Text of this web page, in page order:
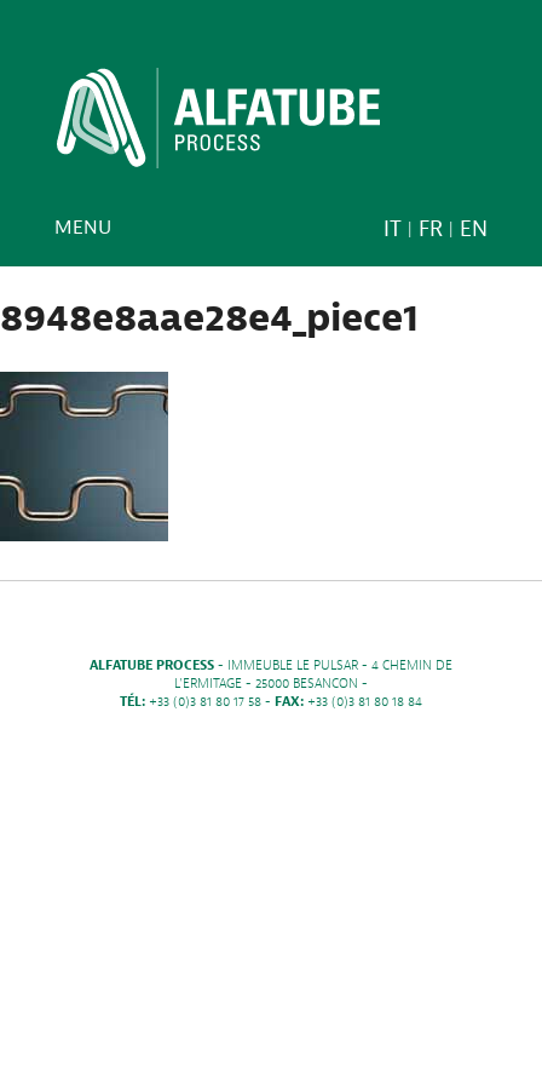
IT FR EN
MENU
8948e8aae28e4_piece1
ALFATUBE PROCESS - IMMEUBLE LE PULSAR - 4 CHEMIN DE
L'ERMITAGE - 25000 BESANCON -
TÉL: +33 (0)3 81 80 17 58 - FAX: +33 (0)3 81 80 18 84